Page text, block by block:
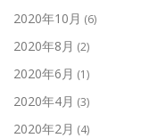
2020年10月 (6)
2020年8月 (2)
2020年6月 (1)
2020年4月 (3)
2020年2月 (4)